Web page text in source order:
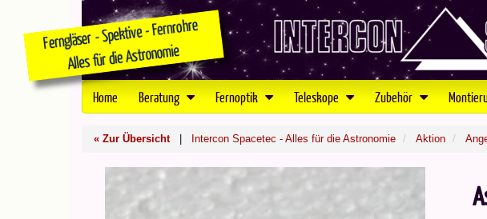
Home Beratung Fernoptik Teleskope Zubehör
« Zur Übersicht| Intercon Spacetec - Alles für die Astronomie Aktion